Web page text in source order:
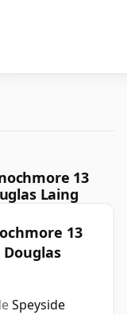
13
Laing
13
Douglas
Speyside